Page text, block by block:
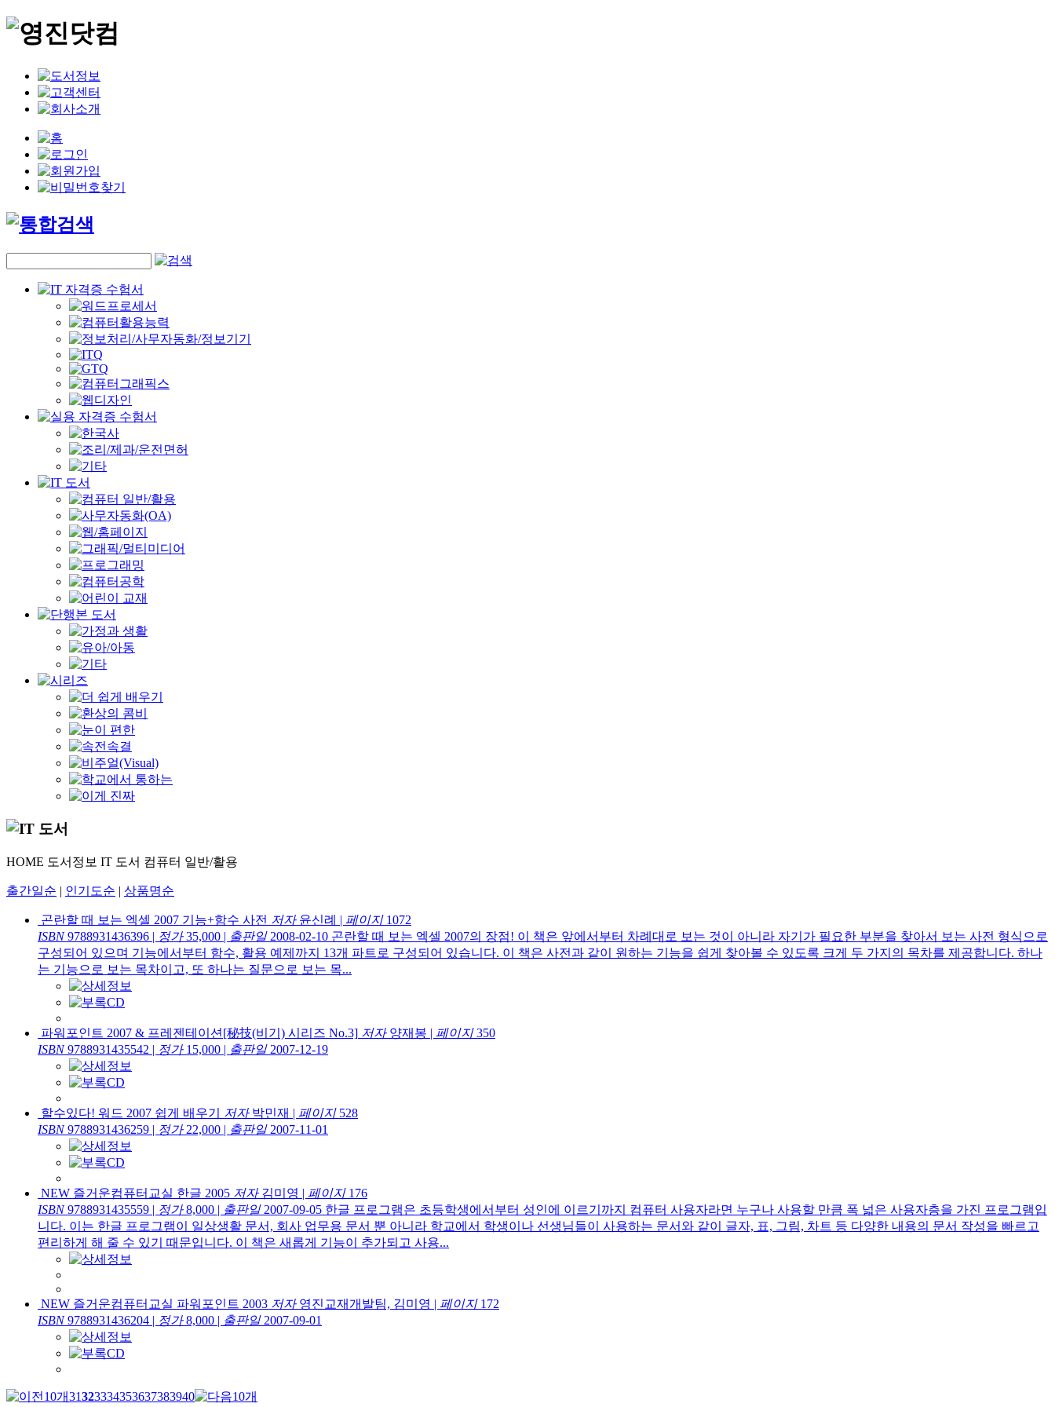
HOME 도서정보 IT 도서 컴퓨터 일반/활용
출간일순 | 인기도순 | 상품명순
곤란할 때 보는 엑셀 2007 기능+함수 사전 저자윤신례 | 페이지1072
ISBN9788931436396 | 정가35,000 | 출판일2008-02-10 곤란할 때 보는 엑셀 2007의 장점! 이 책은 앞에서부터 차례대로 보는 것이 아니라 자기가 필요한 부분을 찾아서 보는 사전 형식으로
구성되어 있으며 기능에서부터 함수, 활용 예제까지 13개 파트로 구성되어 있습니다. 이 책은 사전과 같이 원하는 기능을 쉽게 찾아볼 수 있도록 크게 두 가지의 목차를 제공합니다. 하나
는 기능으로 보는 목차이고, 또 하나는 질문으로 보는 목...
파워포인트 2007 & 프레젠테이션[秘技(비기) 시리즈 No.3] 저자양재봉 | 페이지350
ISBN9788931435542 | 정가15,000 | 출판일2007-12-19
할수있다! 워드 2007 쉽게 배우기 저자박민재 | 페이지528
ISBN9788931436259 | 정가22,000 | 출판일2007-11-01
NEW 즐거운컴퓨터교실 한글 2005 저자김미영 | 페이지176
ISBN9788931435559 | 정가8,000 | 출판일2007-09-05 한글 프로그램은 초등학생에서부터 성인에 이르기까지 컴퓨터 사용자라면 누구나 사용할 만큼 폭 넓은 사용자층을 가진 프로그램입
니다. 이는 한글 프로그램이 일상생활 문서, 회사 업무용 문서 뿐 아니라 학교에서 학생이나 선생님들이 사용하는 문서와 같이 글자, 표, 그림, 차트 등 다양한 내용의 문서 작성을 빠르고
편리하게 해 줄 수 있기 때문입니다. 이 책은 새롭게 기능이 추가되고 사용...
NEW 즐거운컴퓨터교실 파워포인트 2003 저자영진교재개발팀, 김미영 | 페이지172
ISBN9788931436204 | 정가8,000 | 출판일2007-09-01
31323334353637383940